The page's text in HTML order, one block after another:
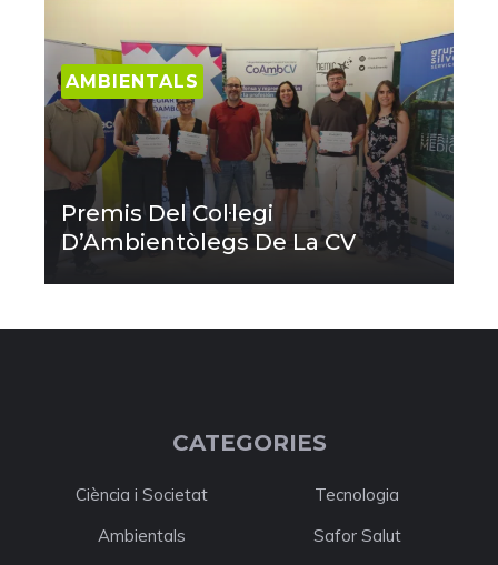
AMBIENTALS
Premis Del Col·legi
D’Ambientòlegs De La CV
CATEGORIES
Ciència i Societat
Tecnologia
Ambientals
Safor Salut